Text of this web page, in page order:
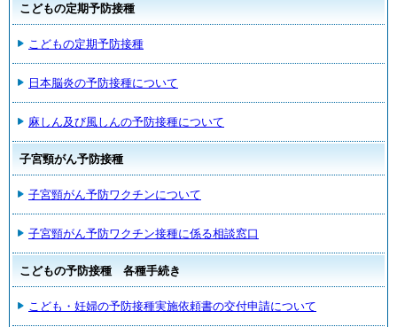
こどもの定期予防接種
こどもの定期予防接種
日本脳炎の予防接種について
麻しん及び風しんの予防接種について
子宮頸がん予防接種
子宮頸がん予防ワクチンについて
子宮頸がん予防ワクチン接種に係る相談窓口
こどもの予防接種 各種手続き
こども・妊婦の予防接種実施依頼書の交付申請について